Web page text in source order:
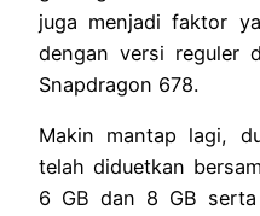
juga menjadi faktor
dengan versi reguler
Snapdragon 678.
Makin mantap lagi,
telah diduetkan
6 GB dan 8 GB serta